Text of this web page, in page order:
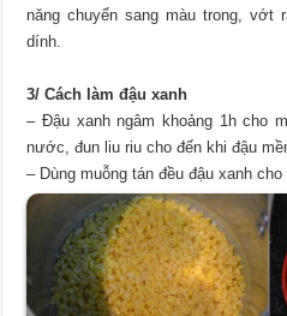
năng chuyển sang màu trong,
dính.
3/ Cách làm đậu xanh
– Đậu xanh ngâm khoảng 1h cho
nước, đun liu riu cho đến khi đậu
– Dùng muỗng tán đều đậu xanh